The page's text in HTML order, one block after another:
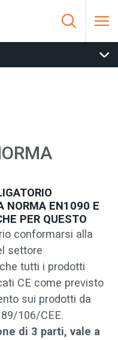
NORMA EN1090 E
PER QUESTO
conformarsi alla
settore
tutti i prodotti
CE come previsto
sui prodotti da
106/CEE.
di 3 parti, vale a